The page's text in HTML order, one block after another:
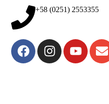
+58 (0251) 2553355